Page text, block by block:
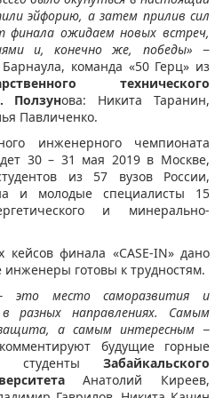
эйфорию, а затем прилив сил
финала ожидаем новых встреч,
и, конечно же, победы» −
команда «50 Герц» из
технического
Ползунова: Никита Таранин,
Павличенко.
инженерного чемпионата
30 – 31 мая 2019 в Москве,
из 57 вузов России,
и молодые специалисты 15
и минерально-
финала «CASE-IN» дано
инженеры готовы к трудностям.
− это место саморазвития и
разных направлениях.
Самым
а самым интересным −
будущие горные
студенты Забайкальского
Анатолий Киреев,